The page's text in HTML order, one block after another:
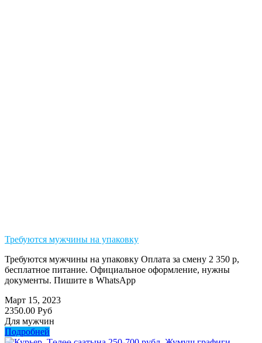
Требуются мужчины на упаковку
Требуются мужчины на упаковку Оплата за смену 2 350 р,
бесплатное питание. Официальное оформление, нужны
документы. Пишите в WhatsApp
Март 15, 2023
2350.00 Руб
Для мужчин
Подробней